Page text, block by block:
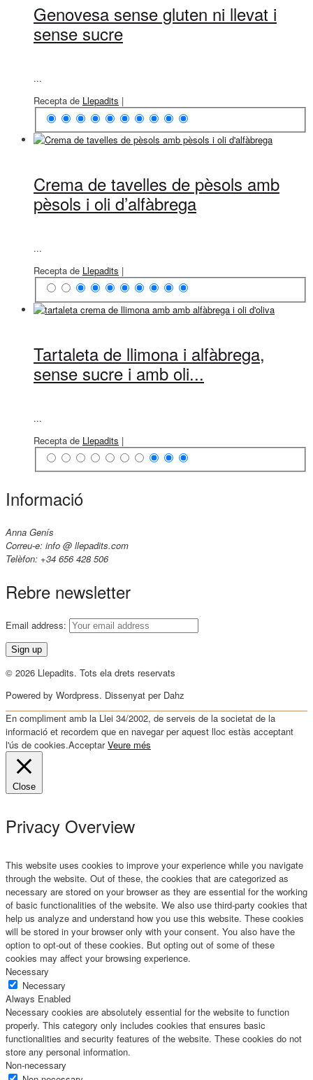
Genovesa sense gluten ni llevat i
sense sucre
...
Recepta de Llepadits |
Crema de tavelles de pèsols amb
pèsols i oli d’alfàbrega
...
Recepta de Llepadits |
Tartaleta de llimona i alfàbrega,
sense sucre i amb oli...
...
Recepta de Llepadits |
Informació
Anna Genís
Correu-e: info @ llepadits.com
Telèfon: +34 656 428 506
Rebre newsletter
Email address:
© 2026 Llepadits. Tots ela drets reservats
Powered by Wordpress. Dissenyat per Dahz
En compliment amb la Llei 34/2002, de serveis de la societat de la
informació et recordem que en navegar per aquest lloc estàs acceptant
l'ús de cookies.Acceptar Veure més
Close
Privacy Overview
This website uses cookies to improve your experience while you navigate
through the website. Out of these, the cookies that are categorized as
necessary are stored on your browser as they are essential for the working
of basic functionalities of the website. We also use third-party cookies that
help us analyze and understand how you use this website. These cookies
will be stored in your browser only with your consent. You also have the
option to opt-out of these cookies. But opting out of some of these
cookies may affect your browsing experience.
Necessary
Necessary
Always Enabled
Necessary cookies are absolutely essential for the website to function
properly. This category only includes cookies that ensures basic
functionalities and security features of the website. These cookies do not
store any personal information.
Non-necessary